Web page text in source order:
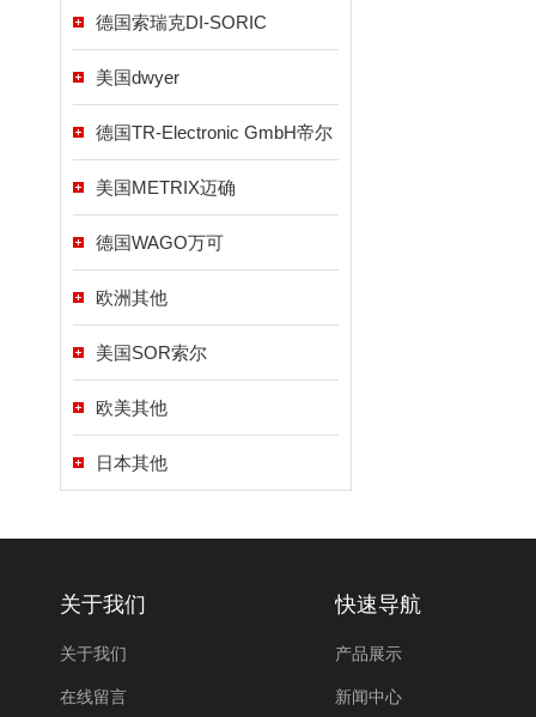
德国索瑞克DI-SORIC
美国dwyer
德国TR-Electronic GmbH帝尔
美国METRIX迈确
德国WAGO万可
欧洲其他
美国SOR索尔
欧美其他
日本其他
关于我们
关于我们
在线留言
快速导航
产品展示
新闻中心